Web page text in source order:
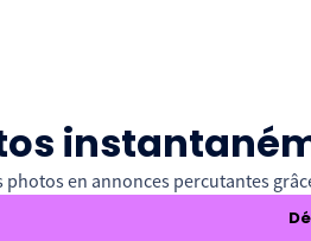
en annonces percutantes